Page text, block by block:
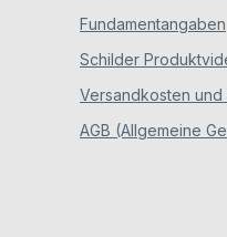
Fundamentangaben
Schilder
Versandkosten und
AGB (Allgemeine